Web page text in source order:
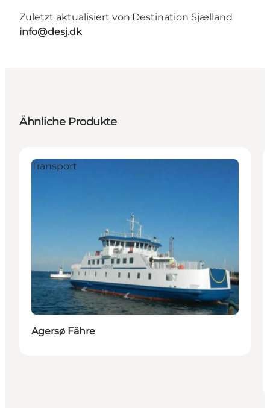
Zuletzt aktualisiert von:Destination Sjælland
info@desj.dk
Ähnliche Produkte
Transport
Agersø Fähre